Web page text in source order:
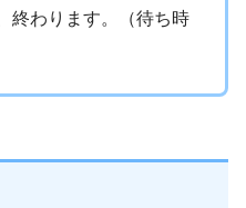
終わります。（待ち時